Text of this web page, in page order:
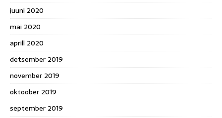
juuni 2020
mai 2020
aprill 2020
detsember 2019
november 2019
oktoober 2019
september 2019